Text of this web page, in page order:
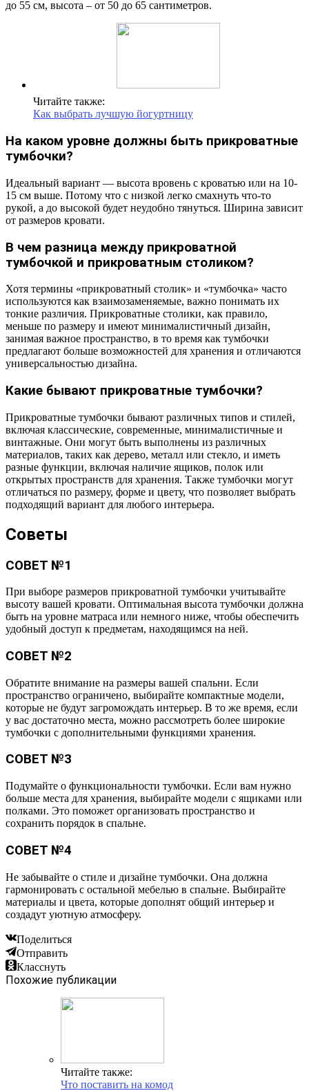
до 55 см, высота – от 50 до 65 сантиметров.
Читайте также:
Как выбрать лучшую йогуртницу
На каком уровне должны быть прикроватные
тумбочки?
Идеальный вариант — высота вровень с кроватью или на 10-
15 см выше. Потому что с низкой легко смахнуть что-то
рукой, а до высокой будет неудобно тянуться. Ширина зависит
от размеров кровати.
В чем разница между прикроватной
тумбочкой и прикроватным столиком?
Хотя термины «прикроватный столик» и «тумбочка» часто
используются как взаимозаменяемые, важно понимать их
тонкие различия. Прикроватные столики, как правило,
меньше по размеру и имеют минималистичный дизайн,
занимая важное пространство, в то время как тумбочки
предлагают больше возможностей для хранения и отличаются
универсальностью дизайна.
Какие бывают прикроватные тумбочки?
Прикроватные тумбочки бывают различных типов и стилей,
включая классические, современные, минималистичные и
винтажные. Они могут быть выполнены из различных
материалов, таких как дерево, металл или стекло, и иметь
разные функции, включая наличие ящиков, полок или
открытых пространств для хранения. Также тумбочки могут
отличаться по размеру, форме и цвету, что позволяет выбрать
подходящий вариант для любого интерьера.
Советы
СОВЕТ №1
При выборе размеров прикроватной тумбочки учитывайте
высоту вашей кровати. Оптимальная высота тумбочки должна
быть на уровне матраса или немного ниже, чтобы обеспечить
удобный доступ к предметам, находящимся на ней.
СОВЕТ №2
Обратите внимание на размеры вашей спальни. Если
пространство ограничено, выбирайте компактные модели,
которые не будут загромождать интерьер. В то же время, если
у вас достаточно места, можно рассмотреть более широкие
тумбочки с дополнительными функциями хранения.
СОВЕТ №3
Подумайте о функциональности тумбочки. Если вам нужно
больше места для хранения, выбирайте модели с ящиками или
полками. Это поможет организовать пространство и
сохранить порядок в спальне.
СОВЕТ №4
Не забывайте о стиле и дизайне тумбочки. Она должна
гармонировать с остальной мебелью в спальне. Выбирайте
материалы и цвета, которые дополнят общий интерьер и
создадут уютную атмосферу.
Поделиться
Отправить
Класснуть
Похожие публикации
Читайте также:
Что поставить на комод